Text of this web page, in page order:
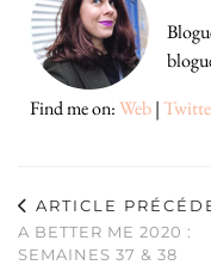
Find me on:Web|
ARTICLE
A BETTER ME 2020 :
SEMAINES 37 & 38